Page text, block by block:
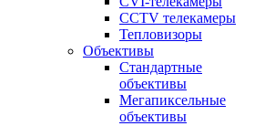
CCTV телекамеры
Тепловизоры
Объективы
Стандартные
объективы
Мегапиксельные
объективы